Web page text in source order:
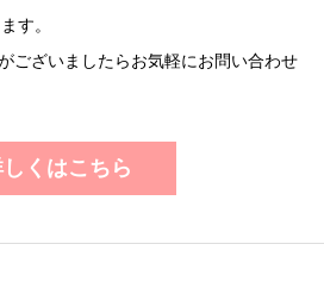
す。
ございましたらお気軽にお問い合わせ
くはこちら